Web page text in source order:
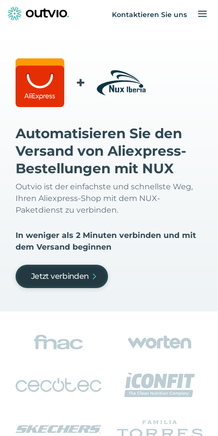
Kontaktieren Sie uns
+
Automatisieren Sie den
Versand von Aliexpress-
Bestellungen mit NUX
Outvio ist der einfachste und schnellste Weg,
Ihren Aliexpress-Shop mit dem NUX-
Paketdienst zu verbinden.
In weniger als 2 Minuten verbinden und mit
dem Versand beginnen
Jetzt verbinden